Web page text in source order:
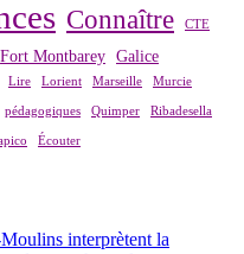
Connaître CTE
Fort Montbarey Galice
Lire Lorient Marseille Murcie
pédagogiques Quimper Ribadesella
Écouter